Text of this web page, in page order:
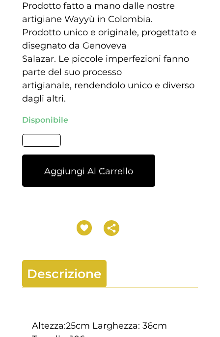
Prodotto fatto a mano dalle nostre
artigiane Wayyù in Colombia.
Prodotto unico e originale, progettato e
disegnato da Genoveva
Salazar. Le piccole imperfezioni fanno
parte del suo processo
artigianale, rendendolo unico e diverso
dagli altri.
Disponibile
Aggiungi Al Carrello
Descrizione
Altezza:25cm Larghezza: 36cm